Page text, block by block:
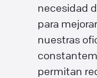
necesidad
para
nuestras
permitan